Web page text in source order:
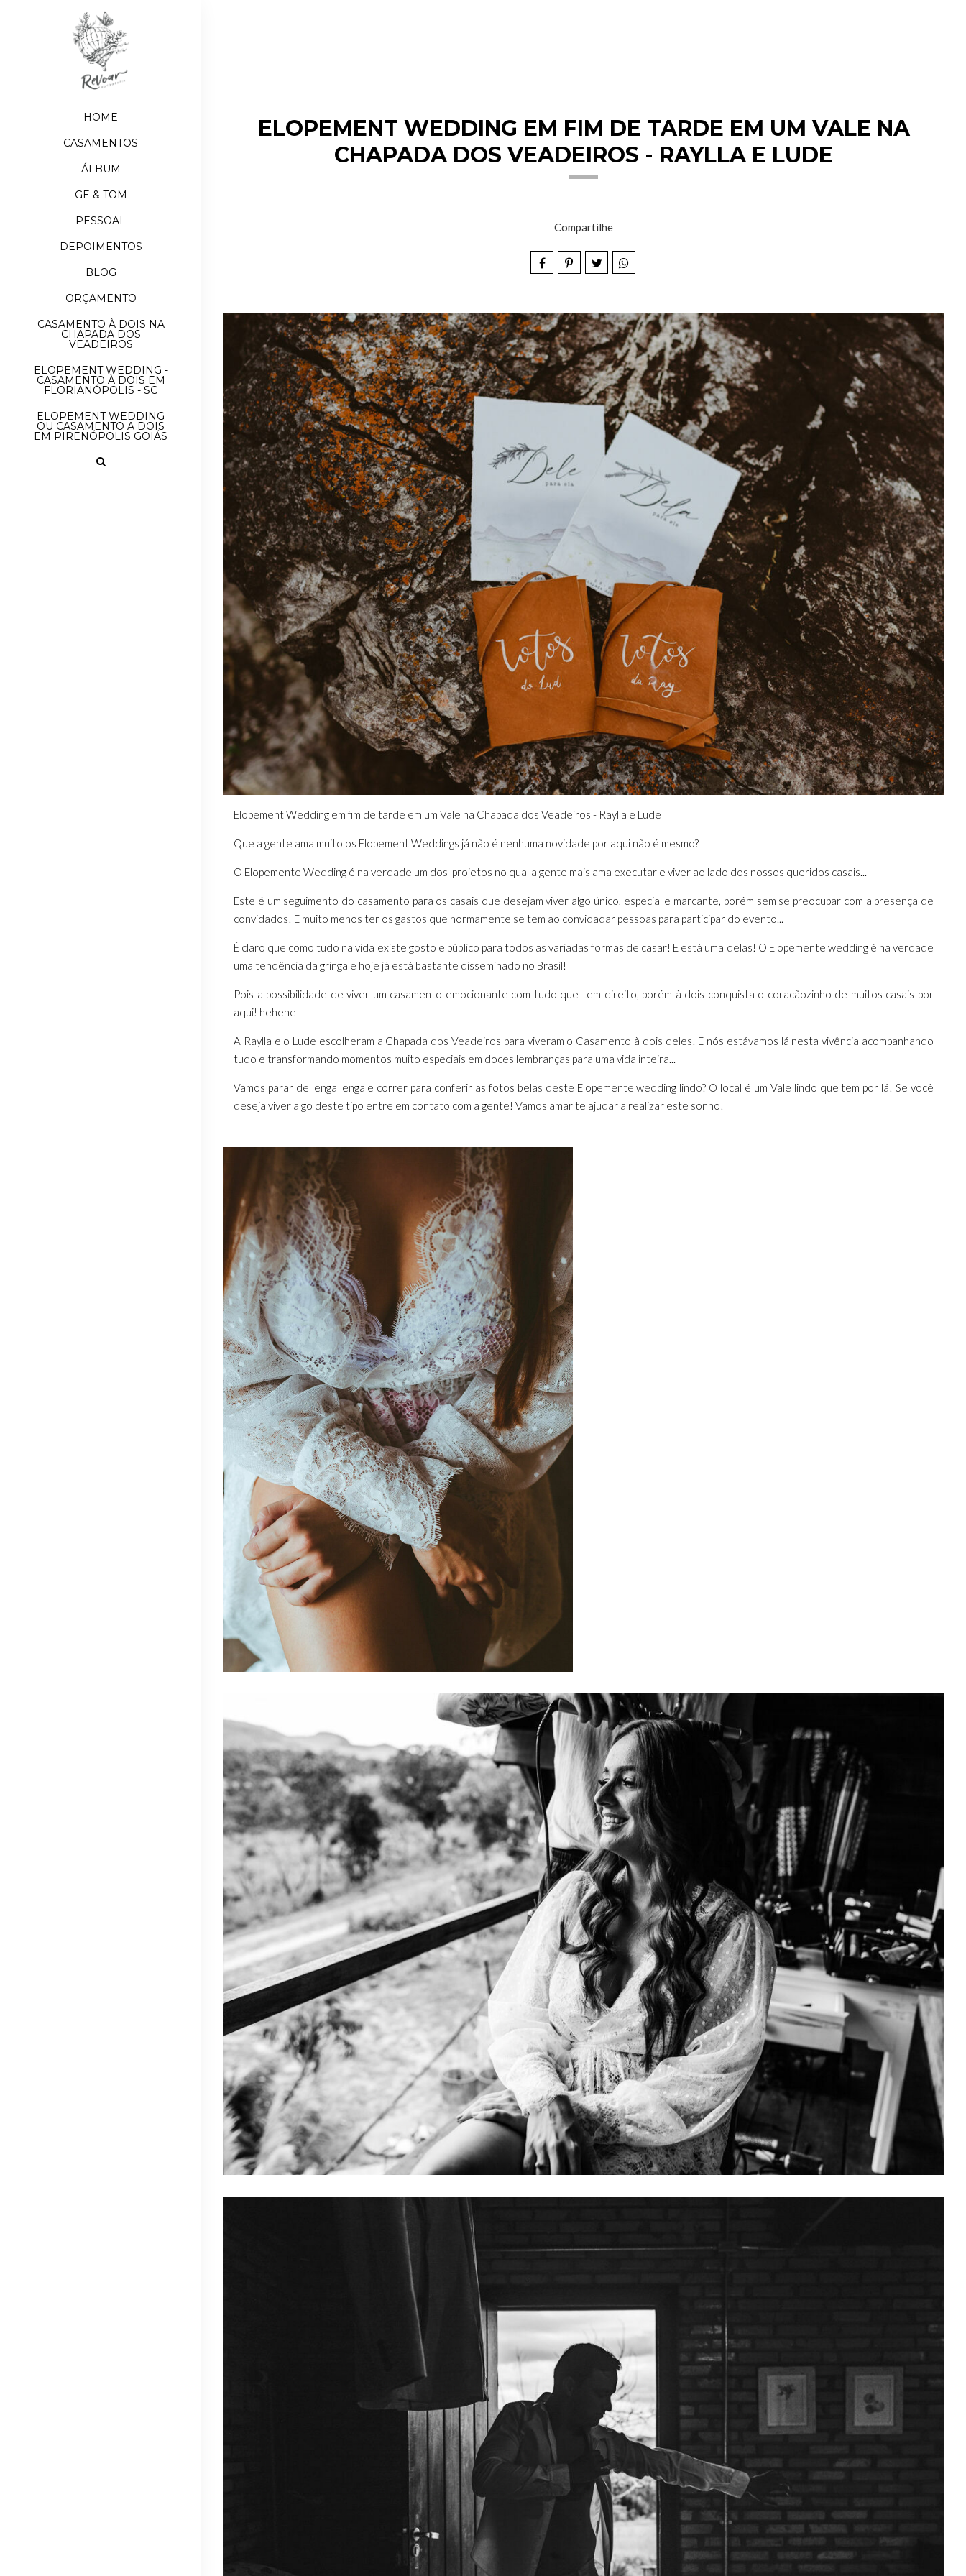
HOME
CASAMENTOS
ÁLBUM
GE & TOM
PESSOAL
DEPOIMENTOS
BLOG
ORÇAMENTO
CASAMENTO À DOIS NA
CHAPADA DOS
VEADEIROS
ELOPEMENT WEDDING -
CASAMENTO À DOIS EM
FLORIANÓPOLIS - SC
ELOPEMENT WEDDING
OU CASAMENTO A DOIS
EM PIRENÓPOLIS GOIÁS
ELOPEMENT WEDDING EM FIM DE TARDE EM UM VALE NA
CHAPADA DOS VEADEIROS - RAYLLA E LUDE
Compartilhe
Elopement Wedding em fim de tarde em um Vale na Chapada dos Veadeiros - Raylla e Lude
Que a gente ama muito os Elopement Weddings já não é nenhuma novidade por aqui não é mesmo?
O Elopemente Wedding é na verdade um dos projetos no qual a gente mais ama executar e viver ao lado dos nossos queridos casais...
Este é um seguimento do casamento para os casais que desejam viver algo único, especial e marcante, porém sem se preocupar com a presença de
convidados! E muito menos ter os gastos que normamente se tem ao convidadar pessoas para participar do evento...
É claro que como tudo na vida existe gosto e público para todos as variadas formas de casar! E está uma delas! O Elopemente wedding é na verdade
uma tendência da gringa e hoje já está bastante disseminado no Brasil!
Pois a possibilidade de viver um casamento emocionante com tudo que tem direito, porém à dois conquista o coracãozinho de muitos casais por
aqui! hehehe
A Raylla e o Lude escolheram a Chapada dos Veadeiros para viveram o Casamento à dois deles! E nós estávamos lá nesta vivência acompanhando
tudo e transformando momentos muito especiais em doces lembranças para uma vida inteira...
Vamos parar de lenga lenga e correr para conferir as fotos belas deste Elopemente wedding lindo? O local é um Vale lindo que tem por lá! Se você
deseja viver algo deste tipo entre em contato com a gente! Vamos amar te ajudar a realizar este sonho!